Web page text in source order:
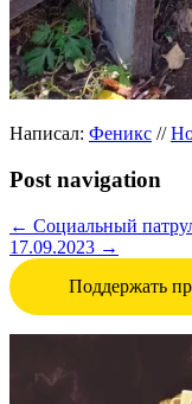
Написал: Феникс //
Post navigation
← Cоциальный
17.09.2023 →
Поддержать